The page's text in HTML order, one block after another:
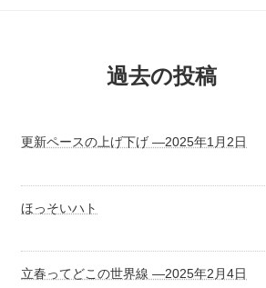
過去の投稿
更新ペースの上げ下げ ―2025年1月2日
ほっそいハト
立春ってどこの世界線 ―2025年2月4日